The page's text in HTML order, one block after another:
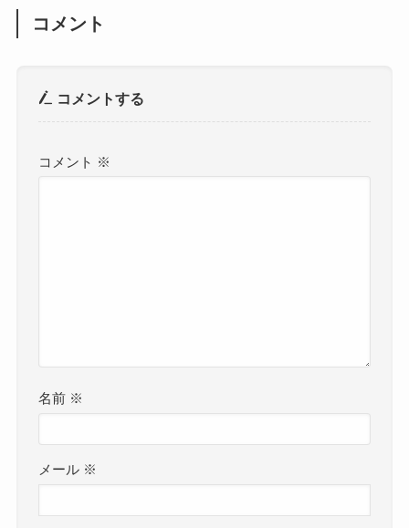
コメント
コメントする
コメント ※
名前 ※
メール ※